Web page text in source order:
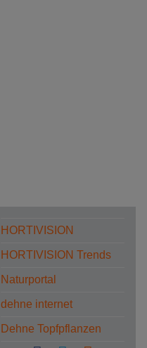
HORTIVISION
HORTIVISION Trends
Naturportal
dehne internet
Dehne Topfpflanzen